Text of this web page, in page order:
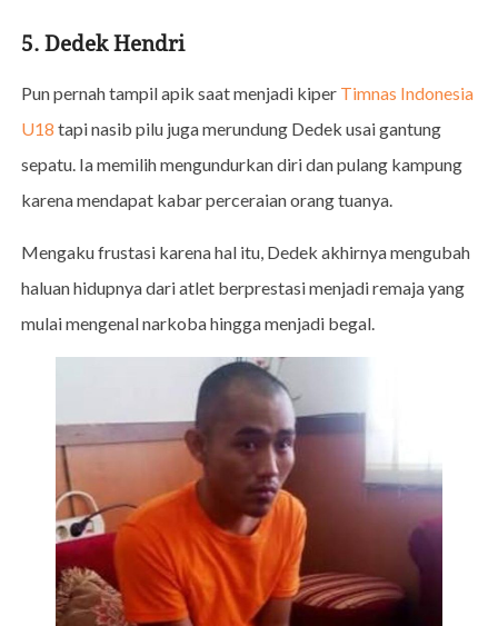
5. Dedek Hendri
Pun pernah tampil apik saat menjadi kiper Timnas Indonesia
U18 tapi nasib pilu juga merundung Dedek usai gantung
sepatu. Ia memilih mengundurkan diri dan pulang kampung
karena mendapat kabar perceraian orang tuanya.
Mengaku frustasi karena hal itu, Dedek akhirnya mengubah
haluan hidupnya dari atlet berprestasi menjadi remaja yang
mulai mengenal narkoba hingga menjadi begal.